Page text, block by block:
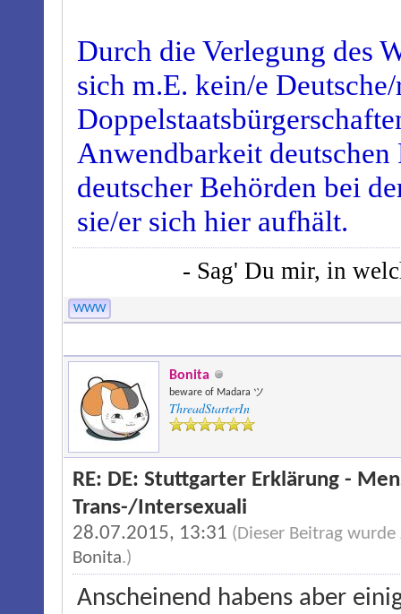
Durch die Verlegung des
sich m.E. kein/e
Anwendbarkeit
deutscher Behörden bei
sie/er sich hier aufhält.
- Sag' Du mir, in
WWW
Bonita
beware of Madara ツ
ThreadStarterIn
RE: DE: Stuttgarter Erklärung -
Trans-/Intersexuali
28.07.2015, 13:31 (Dieser Beitrag
Bonita.)
Anscheinend habens aber